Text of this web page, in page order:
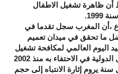
أن ظاهرة تشغيل الاطفال
،أن المغرب سجل تقدما في
ما تحقق في ميدان تعميم
اليوم العالمي لمكافحة تشغيل
أطفال الذي شرعت منظمة العمل الدولية في الاحتفاء به منذ 2002
يونيو من كل سنة يروم إثارة الانتباه إلى حجم